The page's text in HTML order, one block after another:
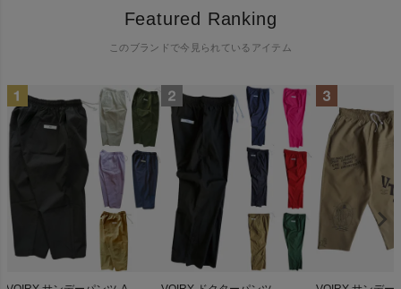
Featured Ranking
このブランドで今見られているアイテム